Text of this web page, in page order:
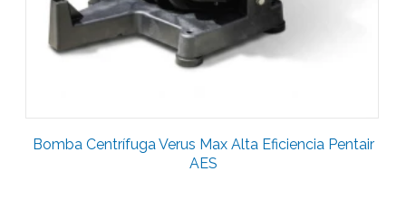
Bomba Centrífuga Verus Max Alta Eficiencia Pentair
AES